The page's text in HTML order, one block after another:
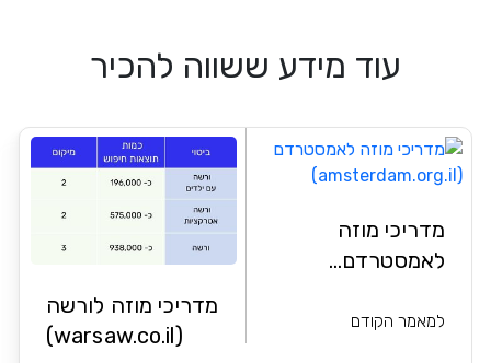
עוד מידע ששווה להכיר
מדריכי מוזה
לאמסטרדם...
למאמר הקודם
מדריכי מוזה לורשה
(warsaw.co.il)